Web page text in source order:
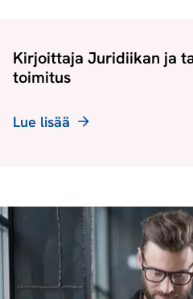
Kirjoittaja Juridiikan ja
toimitus
Lue lisää